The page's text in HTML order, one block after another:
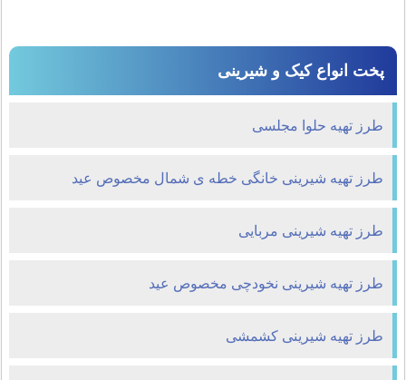
پخت انواع کیک و شیرینی
طرز تهیه حلوا مجلسی
طرز تهیه شیرینی خانگی خطه ی شمال مخصوص عید
طرز تهیه شیرینی مربایی
طرز تهیه شیرینی نخودچی مخصوص عید
طرز تهیه شیرینی کشمشی